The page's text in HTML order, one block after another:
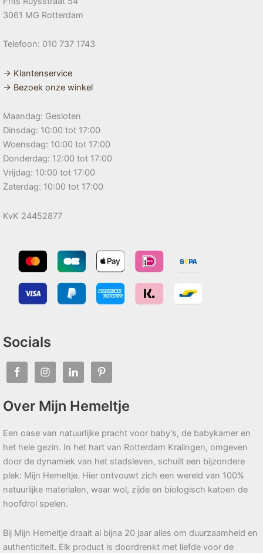
3061 MG Rotterdam
Telefoon: 010 737 1743
→ Klantenservice
→ Bezoek onze winkel
Maandag: Gesloten
Dinsdag: 10:00 tot 17:00
Woensdag: 10:00 tot 17:00
Donderdag: 12:00 tot 17:00
Vrijdag: 10:00 tot 17:00
Zaterdag: 10:00 tot 17:00
KvK 24452877
Socials
Over Mijn Hemeltje
Een oase van natuurlijke pracht voor baby’s, de babykamer en
het hele gezin. In het hart van Rotterdam Kralingen, omgeven
door de dynamiek van het stadsleven, schuilt een bijzondere
plek: Mijn Hemeltje. Hier ontvouwt zich een wereld van 100%
natuurlijke materialen, waar wol, zijde en biologisch katoen de
hoofdrol spelen.
Bij Mijn Hemeltje draait al bijna 20 jaar alles om duurzaamheid en
authenticiteit. Elk product is doordrenkt met liefde voor de